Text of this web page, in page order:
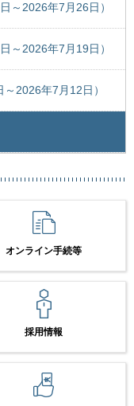
～2026年7月26日）
～2026年7月19日）
2026年7月12日）
オンライン手続等
採用情報